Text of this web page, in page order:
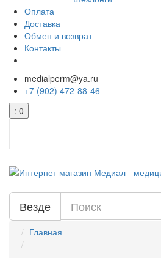
Оплата
Доставка
Обмен и возврат
Контакты
medialperm@ya.ru
+7 (902) 472-88-46
: 0
Везде
Главная